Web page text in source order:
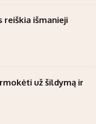
išmanieji
už šildymą ir